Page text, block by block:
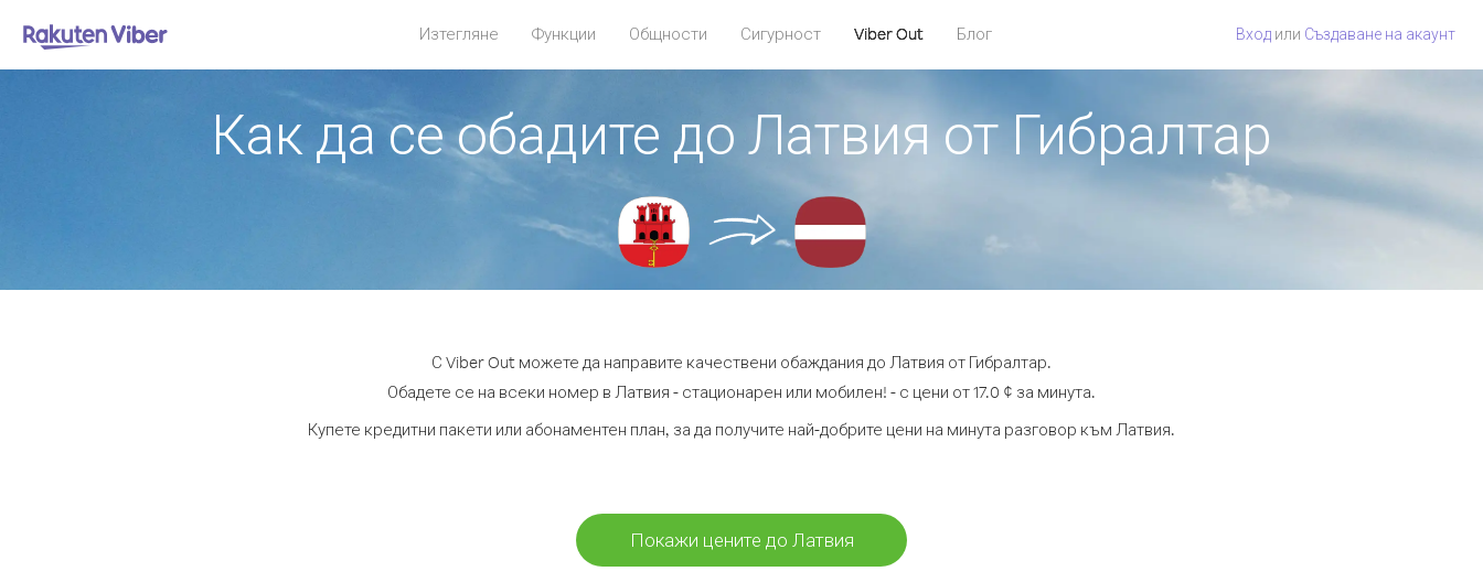
Изтегляне Функции Общности Сигурност Viber Out Блог Вход или Създаване на акаунт
Как да се обадите до Латвия от Гибралтар
С Viber Out можете да направите качествени обаждания до Латвия от Гибралтар.
Обадете се на всеки номер в Латвия - стационарен или мобилен! - с цени от 17.0 ¢ за минута.
Купете кредитни пакети или абонаментен план, за да получите най-добрите цени на минута разговор към Латвия.
Покажи цените до Латвия